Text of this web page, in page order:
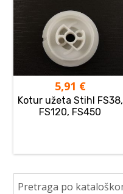
5,91 €
Kotur užeta Stihl FS38,
FS120, FS450